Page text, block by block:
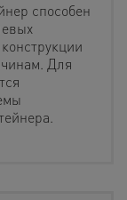
способен
Для